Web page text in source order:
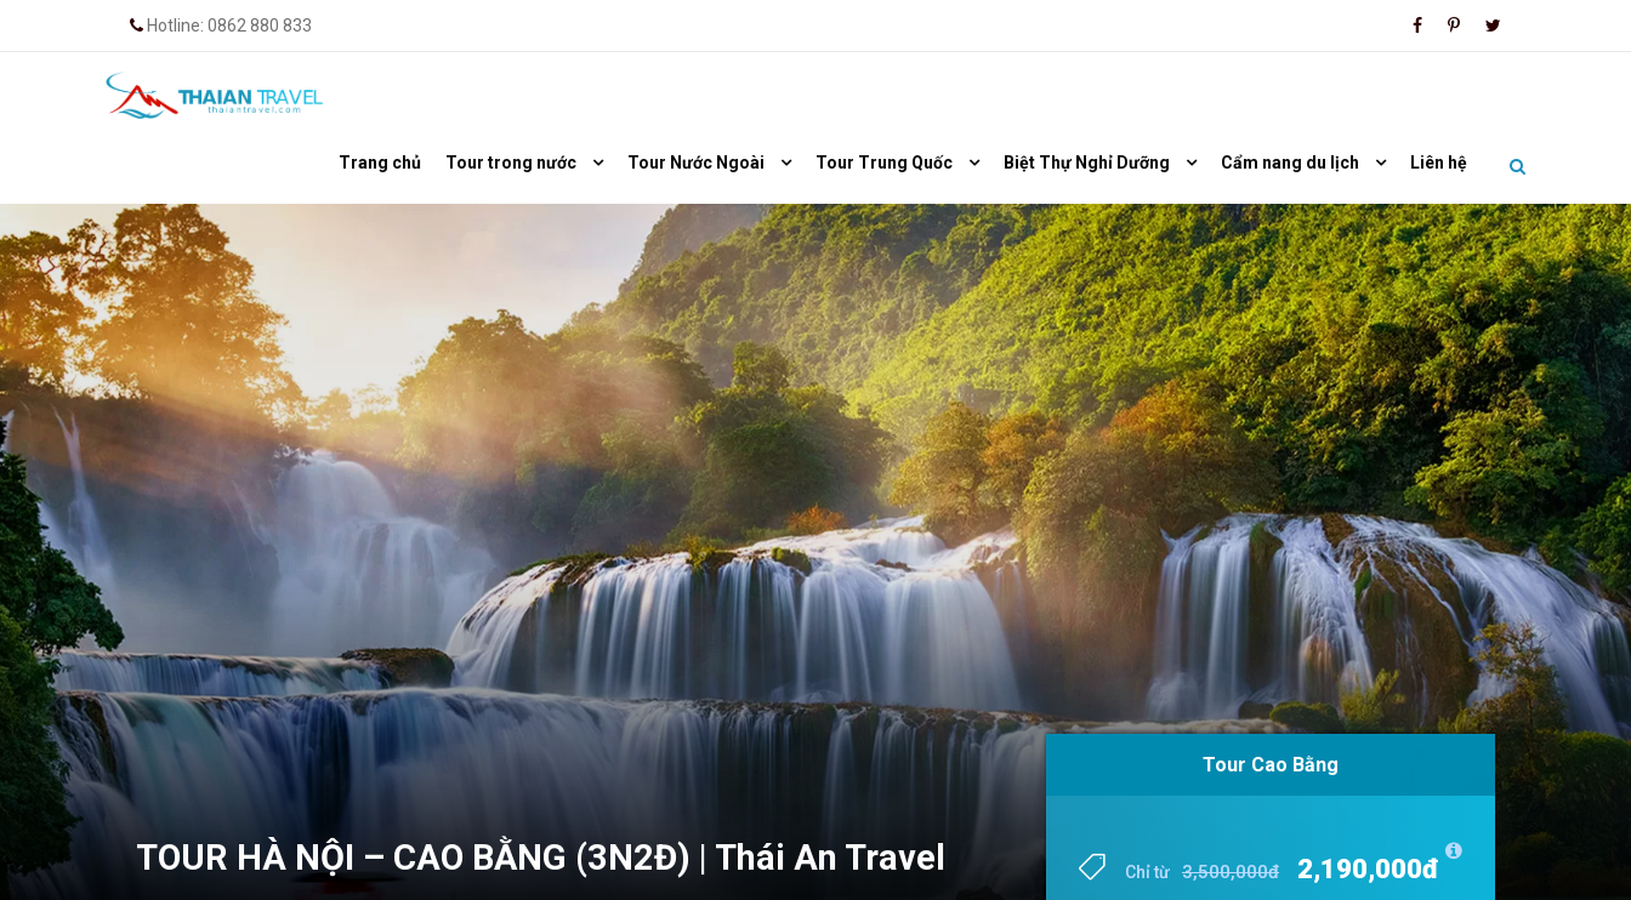
Hotline: 0862 880 833
Trang chủ Tour trong nước Tour Nước Ngoài Tour Trung Quốc Biệt Thự Nghỉ Dưỡng Cẩm nang du lịch Liên hệ
TOUR HÀ NỘI – CAO BẰNG (3N2Đ) | Thái An Travel
Tour Cao Bằng
Chỉ từ 3,500,000đ 2,190,000đ
Tour Cao Bằng
Chỉ từ 3,500,000đ 2,190,000đ